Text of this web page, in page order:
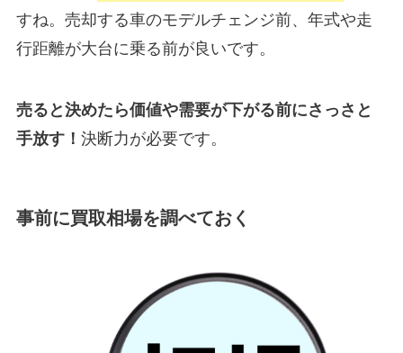
すね。売却する車のモデルチェンジ前、年式や走
行距離が大台に乗る前が良いです。
売ると決めたら価値や需要が下がる前にさっさと
手放す！ 決断力が必要です。
事前に買取相場を調べておく